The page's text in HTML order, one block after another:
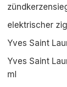
elektrischer
Yves Saint
Yves Saint
ml